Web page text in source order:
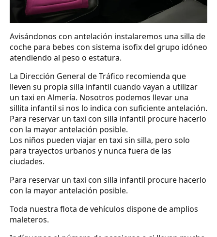
Avisándonos con antelación instalaremos una silla de
coche para bebes con sistema isofix del grupo idóneo
atendiendo al peso o estatura.
La Dirección General de Tráfico recomienda que
lleven su propia silla infantil cuando vayan a utilizar
un taxi en Almería. Nosotros podemos llevar una
sillita infantil si nos lo indica con suficiente antelación.
Para reservar un taxi con silla infantil procure hacerlo
con la mayor antelación posible.
Los niños pueden viajar en taxi sin silla, pero solo
para trayectos urbanos y nunca fuera de las
ciudades.
Para reservar un taxi con silla infantil procure hacerlo
con la mayor antelación posible.
Toda nuestra flota de vehículos dispone de amplios
maleteros.